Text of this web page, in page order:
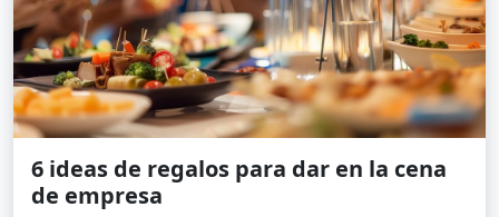
6 ideas de regalos para dar en la cena
de empresa